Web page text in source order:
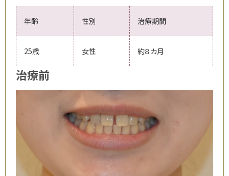
年齢 性別 治療期間
25歳 女性 約８カ月
治療前